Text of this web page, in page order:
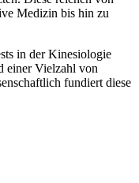
Medizin bis hin zu
in der Kinesiologie
einer Vielzahl von
fundiert diese